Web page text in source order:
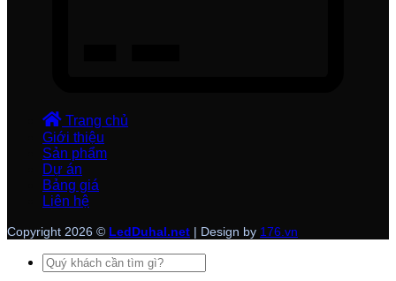
Trang chủ
Giới thiệu
Sản phẩm
Dự án
Bảng giá
Liên hệ
Copyright 2026 © LedDuhal.net | Design by 176.vn
Tìm
kiếm: